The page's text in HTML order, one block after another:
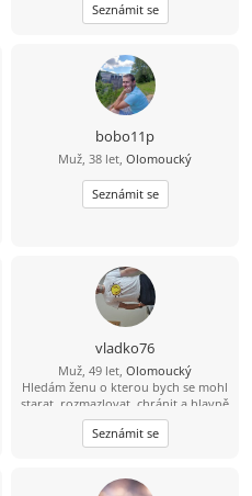
Seznámit se
bobo11p
Muž, 38 let, Olomoucký
Seznámit se
vladko76
Muž, 49 let, Olomoucký
Hledám ženu o kterou bych se mohl
starat, rozmazlovat, chránit a hlavně
milovat. Jsem pekař cukrař ????????
Seznámit se